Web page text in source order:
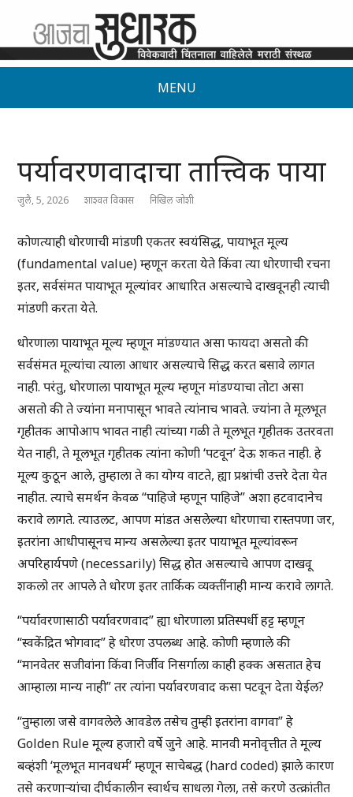
MENU
पर्यावरणवादाचा तात्त्विक पाया
जुलै, 5, 2026 शाश्वत विकास निखिल जोशी
कोणत्याही धोरणाची मांडणी एकतर स्वयंसिद्ध, पायाभूत मूल्य
(fundamental value) म्हणून करता येते किंवा त्या धोरणाची रचना
इतर, सर्वसंमत पायाभूत मूल्यांवर आधारित असल्याचे दाखवूनही त्याची
मांडणी करता येते.
धोरणाला पायाभूत मूल्य म्हणून मांडण्यात असा फायदा असतो की
सर्वसंमत मूल्यांचा त्याला आधार असल्याचे सिद्ध करत बसावे लागत
नाही. परंतु, धोरणाला पायाभूत मूल्य म्हणून मांडण्याचा तोटा असा
असतो की ते ज्यांना मनापासून भावते त्यांनाच भावते. ज्यांना ते मूलभूत
गृहीतक आपोआप भावत नाही त्यांच्या गळी ते मूलभूत गृहीतक उतरवता
येत नाही, ते मूलभूत गृहीतक त्यांना कोणी ‘पटवून’ देऊ शकत नाही. हे
मूल्य कुठून आले, तुम्हाला ते का योग्य वाटते, ह्या प्रश्नांची उत्तरे देता येत
नाहीत. त्याचे समर्थन केवळ “पाहिजे म्हणून पाहिजे” अशा हटवादानेच
करावे लागते. त्याउलट, आपण मांडत असलेल्या धोरणाचा रास्तपणा जर,
इतरांना आधीपासूनच मान्य असलेल्या इतर पायाभूत मूल्यांवरून
अपरिहार्यपणे (necessarily) सिद्ध होत असल्याचे आपण दाखवू
शकलो तर आपले ते धोरण इतर तार्किक व्यक्तींनाही मान्य करावे लागते.
“पर्यावरणासाठी पर्यावरणवाद” ह्या धोरणाला प्रतिस्पर्धी हट्ट म्हणून
“स्वकेंद्रित भोगवाद” हे धोरण उपलब्ध आहे. कोणी म्हणाले की
“मानवेतर सजीवांना किंवा निर्जीव निसर्गाला काही हक्क असतात हेच
आम्हाला मान्य नाही” तर त्यांना पर्यावरणवाद कसा पटवून देता येईल?
“तुम्हाला जसे वागवलेले आवडेल तसेच तुम्ही इतरांना वागवा” हे
Golden Rule मूल्य हजारो वर्षे जुने आहे. मानवी मनोवृत्तीत ते मूल्य
बव्हंशी ‘मूलभूत मानवधर्म’ म्हणून साचेबद्ध (hard coded) झालेकारण
तसे करणार्‍यांचादीर्घकालीन स्वार्थचसाधला गेला, तसे करणे उत्क्रांतीत